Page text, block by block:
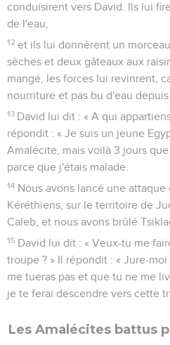
conduisirent vers David. Ils lui
de l'eau,
12 et ils lui donnèrent un
sèches et deux gâteaux aux
mangé, les forces lui revinrent,
nourriture et pas bu d'eau
13 David lui dit : « A qui
répondit : « Je suis un jeune
Amalécite, mais voilà 3 jours
parce que j'étais malade.
14 Nous avons lancé une
Kéréthiens, sur le territoire de
Caleb, et nous avons brûlé
15 David lui dit : « Veux-tu me
troupe ? » Il répondit : « Jure-
me tueras pas et que tu ne me
je te ferai descendre vers cette
Les Amalécites battus